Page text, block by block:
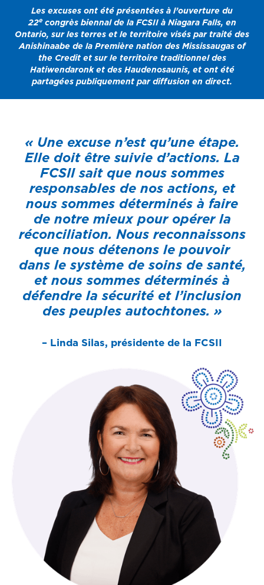
Les excuses ont été présentées à l’ouverture du
22econgrès biennal de la FCSII à Niagara Falls, en
Ontario, sur les terres et le territoire visés par traité des
Anishinaabe de la Première nation des Mississaugas of
the Credit et sur le territoire traditionnel des
Hatiwendaronk et des Haudenosaunis, et ont été
partagées publiquement par diffusion en direct.
« Une excuse n’est qu’une étape.
Elle doit être suivie d’actions. La
FCSII sait que nous sommes
responsables de nos actions, et
nous sommes déterminés à faire
de notre mieux pour opérer la
réconciliation. Nous reconnaissons
que nous détenons le pouvoir
dans le système de soins de santé,
et nous sommes déterminés à
défendre la sécurité et l’inclusion
des peuples autochtones. »
– Linda Silas, présidente de la FCSII